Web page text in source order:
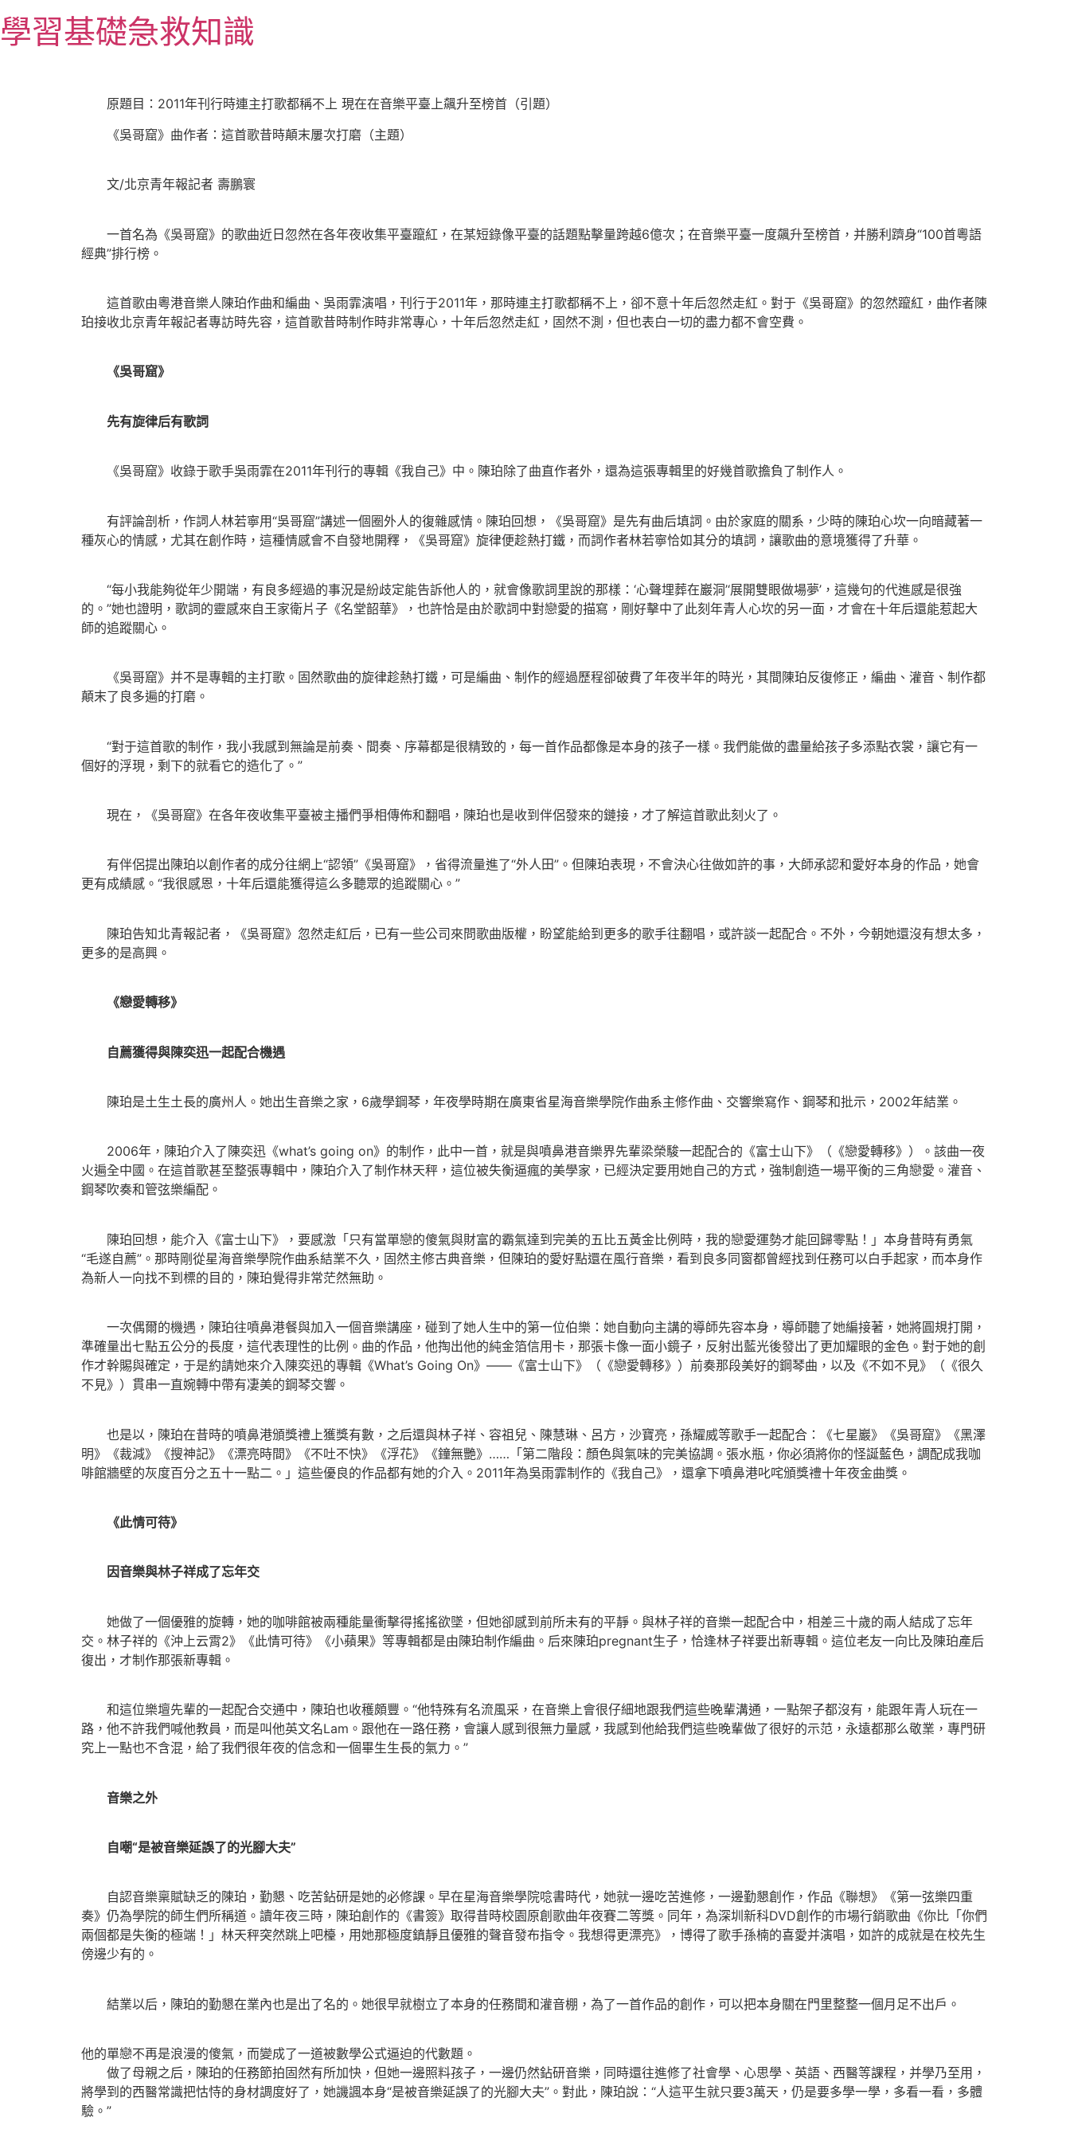
至
主
學習基礎急救知識
原題目：2011年刊行時連主打歌都稱不上 現在在音樂平臺上飆升至榜首（引題）
《吳哥窟》曲作者：這首歌昔時顛末屢次打磨（主題）
文/北京青年報記者 壽鵬寰
一首名為《吳哥窟》的歌曲近日忽然在各年夜收集平臺躥紅，在某短錄像平臺的話題點擊量跨越6億次；在音樂平臺一度飆升至榜首，并勝利躋身“100首粵語
經典”排行榜。
這首歌由粵港音樂人陳珀作曲和編曲、吳雨霏演唱，刊行于2011年，那時連主打歌都稱不上，卻不意十年后忽然走紅。對于《吳哥窟》的忽然躥紅，曲作者陳
珀接收北京青年報記者專訪時先容，這首歌昔時制作時非常專心，十年后忽然走紅，固然不測，但也表白一切的盡力都不會空費。
《吳哥窟》
先有旋律后有歌詞
《吳哥窟》收錄于歌手吳雨霏在2011年刊行的專輯《我自己》中。陳珀除了曲直作者外，還為這張專輯里的好幾首歌擔負了制作人。
有評論剖析，作詞人林若寧用“吳哥窟”講述一個圈外人的復雜感情。陳珀回想，《吳哥窟》是先有曲后填詞。由於家庭的關系，少時的陳珀心坎一向暗藏著一
種灰心的情感，尤其在創作時，這種情感會不自發地開釋，《吳哥窟》旋律便趁熱打鐵，而詞作者林若寧恰如其分的填詞，讓歌曲的意境獲得了升華。
“每小我能夠從年少開端，有良多經過的事況是紛歧定能告訴他人的，就會像歌詞里說的那樣：‘心聲埋葬在巖洞’‘展開雙眼做場夢’，這幾句的代進感是很強
的。”她也證明，歌詞的靈感來自王家衛片子《名堂韶華》，也許恰是由於歌詞中對戀愛的描寫，剛好擊中了此刻年青人心坎的另一面，才會在十年后還能惹起大
師的追蹤關心。
《吳哥窟》并不是專輯的主打歌。固然歌曲的旋律趁熱打鐵，可是編曲、制作的經過歷程卻破費了年夜半年的時光，其間陳珀反復修正，編曲、灌音、制作都
顛末了良多遍的打磨。
“對于這首歌的制作，我小我感到無論是前奏、間奏、序幕都是很精致的，每一首作品都像是本身的孩子一樣。我們能做的盡量給孩子多添點衣裳，讓它有一
個好的浮現，剩下的就看它的造化了。”
現在，《吳哥窟》在各年夜收集平臺被主播們爭相傳佈和翻唱，陳珀也是收到伴侶發來的鏈接，才了解這首歌此刻火了。
有伴侶提出陳珀以創作者的成分往網上“認領”《吳哥窟》，省得流量進了“外人田”。但陳珀表現，不會決心往做如許的事，大師承認和愛好本身的作品，她會
更有成績感。“我很感恩，十年后還能獲得這么多聽眾的追蹤關心。”
陳珀告知北青報記者，《吳哥窟》忽然走紅后，已有一些公司來問歌曲版權，盼望能給到更多的歌手往翻唱，或許談一起配合。不外，今朝她還沒有想太多，
更多的是高興。
《戀愛轉移》
自薦獲得與陳奕迅一起配合機遇
陳珀是土生土長的廣州人。她出生音樂之家，6歲學鋼琴，年夜學時期在廣東省星海音樂學院作曲系主修作曲、交響樂寫作、鋼琴和批示，2002年結業。
2006年，陳珀介入了陳奕迅《what’s going on》的制作，此中一首，就是與噴鼻港音樂界先輩梁榮駿一起配合的《富士山下》（《戀愛轉移》）。該曲一夜
火遍全中國。在這首歌甚至整張專輯中，陳珀介入了制作林天秤，這位被失衡逼瘋的美學家，已經決定要用她自己的方式，強制創造一場平衡的三角戀愛。灌音、
鋼琴吹奏和管弦樂編配。
陳珀回想，能介入《富士山下》，要感激「只有當單戀的傻氣與財富的霸氣達到完美的五比五黃金比例時，我的戀愛運勢才能回歸零點！」本身昔時有勇氣
“毛遂自薦”。那時剛從星海音樂學院作曲系結業不久，固然主修古典音樂，但陳珀的愛好點還在風行音樂，看到良多同窗都曾經找到任務可以白手起家，而本身作
為新人一向找不到標的目的，陳珀覺得非常茫然無助。
一次偶爾的機遇，陳珀往噴鼻港餐與加入一個音樂講座，碰到了她人生中的第一位伯樂：她自動向主講的導師先容本身，導師聽了她編接著，她將圓規打開，
準確量出七點五公分的長度，這代表理性的比例。曲的作品，他掏出他的純金箔信用卡，那張卡像一面小鏡子，反射出藍光後發出了更加耀眼的金色。對于她的創
作才幹賜與確定，于是約請她來介入陳奕迅的專輯《What’s Going On》——《富士山下》（《戀愛轉移》）前奏那段美好的鋼琴曲，以及《不如不見》（《很久
不見》）貫串一直婉轉中帶有凄美的鋼琴交響。
也是以，陳珀在昔時的噴鼻港頒獎禮上獲獎有數，之后還與林子祥、容祖兒、陳慧琳、呂方，沙寶亮，孫耀威等歌手一起配合：《七星巖》《吳哥窟》《黑澤
明》《裁減》《搜神記》《漂亮時間》《不吐不快》《浮花》《鐘無艷》……「第二階段：顏色與氣味的完美協調。張水瓶，你必須將你的怪誕藍色，調配成我咖
啡館牆壁的灰度百分之五十一點二。」這些優良的作品都有她的介入。2011年為吳雨霏制作的《我自己》，還拿下噴鼻港叱咤頒獎禮十年夜金曲獎。
《此情可待》
因音樂與林子祥成了忘年交
她做了一個優雅的旋轉，她的咖啡館被兩種能量衝擊得搖搖欲墜，但她卻感到前所未有的平靜。與林子祥的音樂一起配合中，相差三十歲的兩人結成了忘年
交。林子祥的《沖上云霄2》《此情可待》《小蘋果》等專輯都是由陳珀制作編曲。后來陳珀pregnant生子，恰逢林子祥要出新專輯。這位老友一向比及陳珀產后
復出，才制作那張新專輯。
和這位樂壇先輩的一起配合交通中，陳珀也收穫頗豐。“他特殊有名流風采，在音樂上會很仔細地跟我們這些晚輩溝通，一點架子都沒有，能跟年青人玩在一
路，他不許我們喊他教員，而是叫他英文名Lam。跟他在一路任務，會讓人感到很無力量感，我感到他給我們這些晚輩做了很好的示范，永遠都那么敬業，專門研
究上一點也不含混，給了我們很年夜的信念和一個畢生生長的氣力。”
音樂之外
自嘲“是被音樂延誤了的光腳大夫”
自認音樂稟賦缺乏的陳珀，勤懇、吃苦鉆研是她的必修課。早在星海音樂學院唸書時代，她就一邊吃苦進修，一邊勤懇創作，作品《聯想》《第一弦樂四重
奏》仍為學院的師生們所稱道。讀年夜三時，陳珀創作的《書簽》取得昔時校園原創歌曲年夜賽二等獎。同年，為深圳新科DVD創作的市場行銷歌曲《你比「你們
兩個都是失衡的極端！」林天秤突然跳上吧檯，用她那極度鎮靜且優雅的聲音發布指令。我想得更漂亮》，博得了歌手孫楠的喜愛并演唱，如許的成就是在校先生
傍邊少有的。
結業以后，陳珀的勤懇在業內也是出了名的。她很早就樹立了本身的任務間和灌音棚，為了一首作品的創作，可以把本身關在門里整整一個月足不出戶。
他的單戀不再是浪漫的傻氣，而變成了一道被數學公式逼迫的代數題。
做了母親之后，陳珀的任務節拍固然有所加快，但她一邊照料孩子，一邊仍然鉆研音樂，同時還往進修了社會學、心思學、英語、西醫等課程，并學乃至用，
將學到的西醫常識把怙恃的身材調度好了，她譏諷本身“是被音樂延誤了的光腳大夫”。對此，陳珀說：“人這平生就只要3萬天，仍是要多學一學，多看一看，多體
驗。”